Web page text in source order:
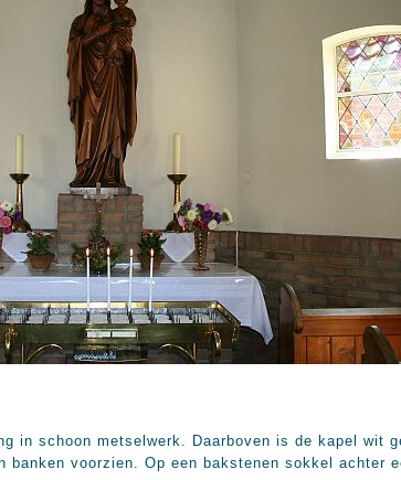
in schoon metselwerk. Daarboven is de kapel wit
banken voorzien. Op een bakstenen sokkel